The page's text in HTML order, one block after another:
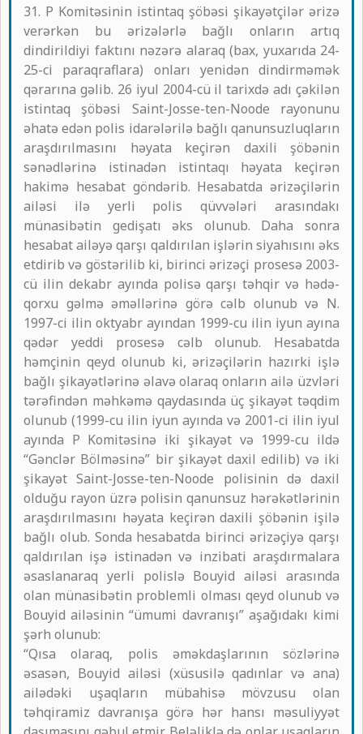
31. P Komitəsinin istintaq şöbəsi şikayətçilər ərizə
verərkən bu ərizələrlə bağlı onların artıq
dindirildiyi faktını nəzərə alaraq (bax, yuxarıda 24-
25-ci paraqraflara) onları yenidən dindirməmək
qərarına gəlib. 26 iyul 2004-cü il tarixdə adı çəkilən
istintaq şöbəsi Saint-Josse-ten-Noode rayonunu
əhatə edən polis idarələrilə bağlı qanunsuzluqların
araşdırılmasını həyata keçirən daxili şöbənin
sənədlərinə istinadən istintaqı həyata keçirən
hakimə hesabat göndərib. Hesabatda ərizəçilərin
ailəsi ilə yerli polis qüvvələri arasındakı
münasibətin gedişatı əks olunub. Daha sonra
hesabat ailəyə qarşı qaldırılan işlərin siyahısını əks
etdirib və göstərilib ki, birinci ərizəçi prosesə 2003-
cü ilin dekabr ayında polisə qarşı təhqir və hədə-
qorxu gəlmə əməllərinə görə cəlb olunub və N.
1997-ci ilin oktyabr ayından 1999-cu ilin iyun ayına
qədər yeddi prosesə cəlb olunub. Hesabatda
həmçinin qeyd olunub ki, ərizəçilərin hazırki işlə
bağlı şikayətlərinə əlavə olaraq onların ailə üzvləri
tərəfindən məhkəmə qaydasında üç şikayət təqdim
olunub (1999-cu ilin iyun ayında və 2001-ci ilin iyul
ayında P Komitəsinə iki şikayət və 1999-cu ildə
“Gənclər Bölməsinə” bir şikayət daxil edilib) və iki
şikayət Saint-Josse-ten-Noode polisinin də daxil
olduğu rayon üzrə polisin qanunsuz hərəkətlərinin
araşdırılmasını həyata keçirən daxili şöbənin işilə
bağlı olub. Sonda hesabatda birinci ərizəçiyə qarşı
qaldırılan işə istinadən və inzibati araşdırmalara
əsaslanaraq yerli polislə Bouyid ailəsi arasında
olan münasibətin problemli olması qeyd olunub və
Bouyid ailəsinin “ümumi davranışı” aşağıdakı kimi
şərh olunub:
“Qısa olaraq, polis əməkdaşlarının sözlərinə
əsasən, Bouyid ailəsi (xüsusilə qadınlar və ana)
ailədəki uşaqların mübahisə mövzusu olan
təhqiramiz davranışa görə hər hansı məsuliyyət